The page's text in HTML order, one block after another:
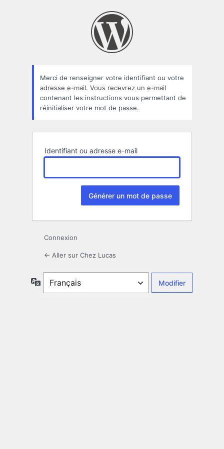
oublié
Merci de renseigner votre identifiant ou votre
adresse e-mail. Vous recevrez un e-mail
contenant les instructions vous permettant de
réinitialiser votre mot de passe.
Identifiant ou adresse e-mail
Connexion
← Aller sur Chez Lucas
Langue